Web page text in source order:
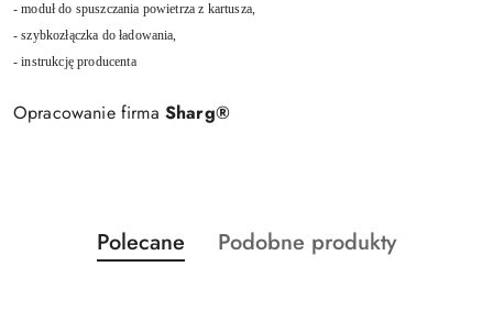
- moduł do spuszczania powietrza z kartusza,
- szybkozłączka do ładowania,
- instrukcję producenta
Opracowanie firma Sharg®
Pomiń karuzelę produktów
Produkty
o
Polecane
Produkty
Podobne produkty